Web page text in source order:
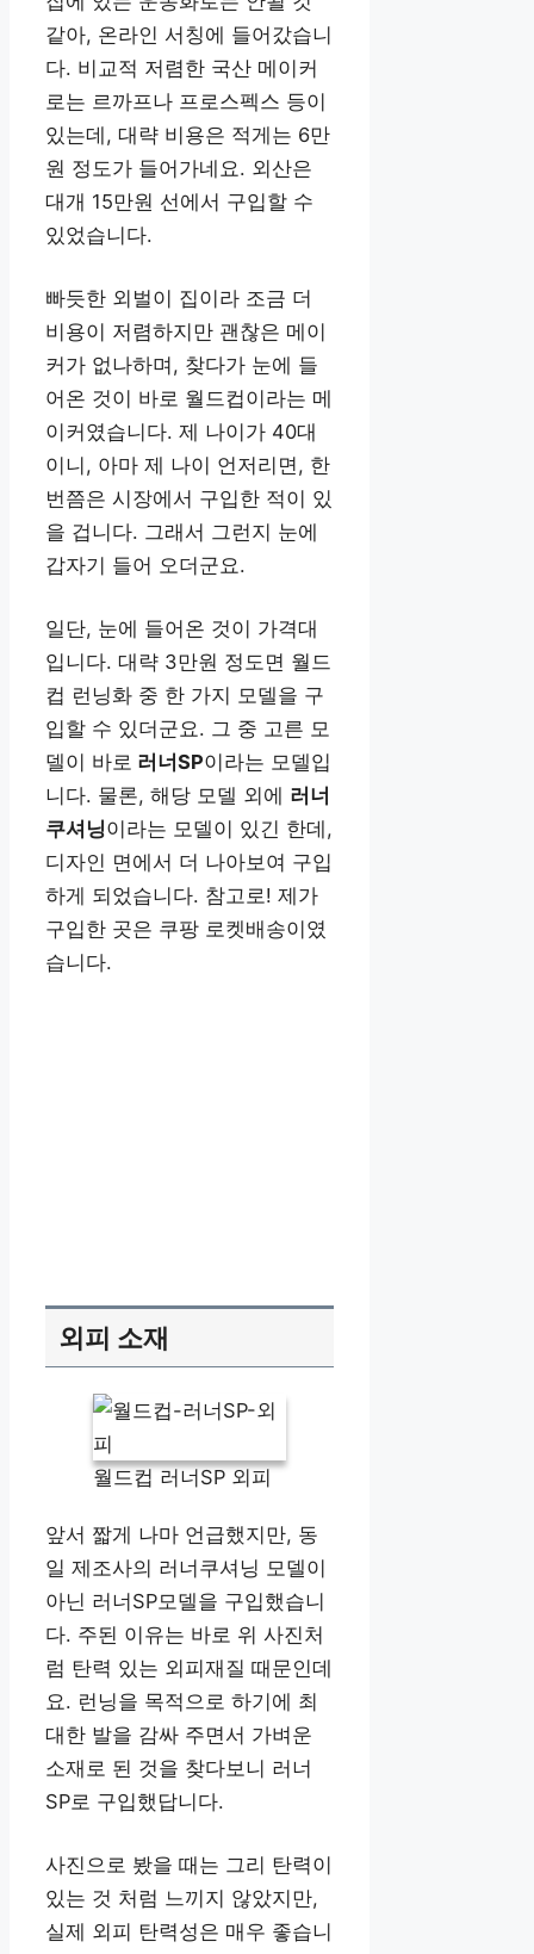
같아, 온라인 서칭에 들어갔습니
다. 비교적 저렴한 국산 메이커
로는 르까프나 프로스펙스 등이
있는데, 대략 비용은 적게는 6만
원 정도가 들어가네요. 외산은
대개 15만원 선에서 구입할 수
있었습니다.
빠듯한 외벌이 집이라 조금 더
비용이 저렴하지만 괜찮은 메이
커가 없나하며, 찾다가 눈에 들
어온 것이 바로 월드컵이라는 메
이커였습니다. 제 나이가 40대
이니, 아마 제 나이 언저리면, 한
번쯤은 시장에서 구입한 적이 있
을 겁니다. 그래서 그런지 눈에
갑자기 들어 오더군요.
일단, 눈에 들어온 것이 가격대
입니다. 대략 3만원 정도면 월드
컵 런닝화 중 한 가지 모델을 구
입할 수 있더군요. 그 중 고른 모
델이 바로 러너SP이라는 모델입
니다. 물론, 해당 모델 외에 러너
쿠셔닝이라는 모델이 있긴 한데,
디자인 면에서 더 나아보여 구입
하게 되었습니다. 참고로! 제가
구입한 곳은 쿠팡 로켓배송이였
습니다.
외피 소재
월드컵 러너SP 외피
앞서 짧게 나마 언급했지만, 동
일 제조사의 러너쿠셔닝 모델이
아닌 러너SP모델을 구입했습니
다. 주된 이유는 바로 위 사진처
럼 탄력 있는 외피재질 때문인데
요. 런닝을 목적으로 하기에 최
대한 발을 감싸 주면서 가벼운
소재로 된 것을 찾다보니 러너
SP로 구입했답니다.
사진으로 봤을 때는 그리 탄력이
있는 것 처럼 느끼지 않았지만,
실제 외피 탄력성은 매우 좋습니